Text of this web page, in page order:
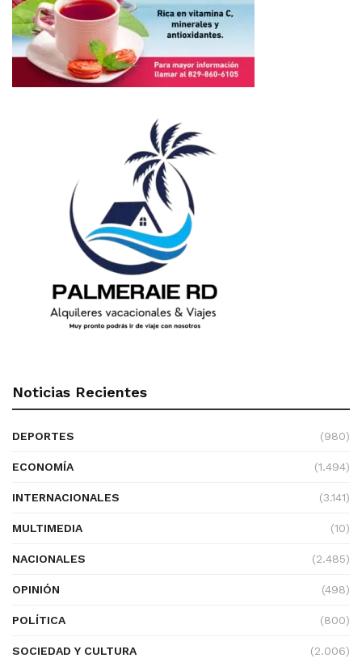
Noticias Recientes
DEPORTES (980)
ECONOMÍA (1.494)
INTERNACIONALES (3.141)
MULTIMEDIA (10)
NACIONALES (2.485)
OPINIÓN (498)
POLÍTICA (800)
SOCIEDAD Y CULTURA (2.006)